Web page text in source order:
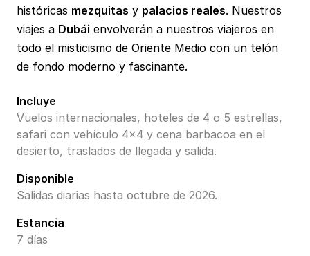
históricas mezquitas y palacios reales. Nuestros
viajes a Dubái envolverán a nuestros viajeros en
todo el misticismo de Oriente Medio con un telón
de fondo moderno y fascinante.
Incluye
Vuelos internacionales, hoteles de 4 o 5 estrellas,
safari con vehículo 4x4 y cena barbacoa en el
desierto, traslados de llegada y salida.
Disponible
Salidas diarias hasta octubre de 2026.
Estancia
7 días